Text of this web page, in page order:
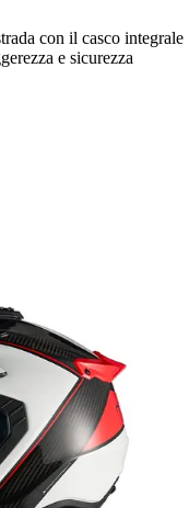
con il casco integrale
e sicurezza